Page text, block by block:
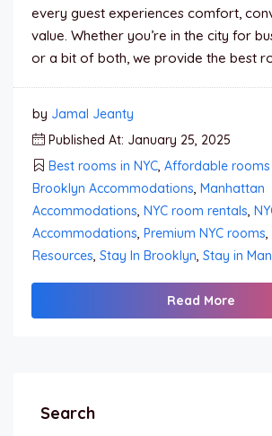
every guest experiences comfort,
value. Whether you’re in the city for
or a bit of both, we provide the best
by Jamal Jeanty
Published At: January 25, 2025
Best rooms in NYC, Affordable rooms
Brooklyn Accommodations, Manhattan
Accommodations, NYC room rentals,
Accommodations, Premium NYC rooms,
Resources, Stay In Brooklyn, Stay in
Read More
Search